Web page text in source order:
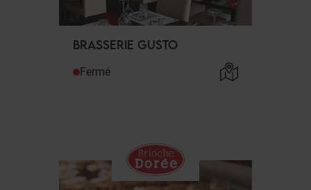
BRASSERIE GUSTO
Fermé